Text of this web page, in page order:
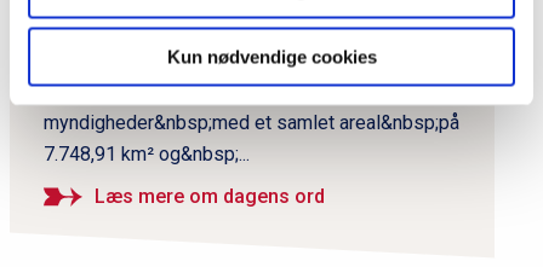
Kun nødvendige cookies
v
Region Sønderjylland-Schleswig blev oprettet i
1997 og er en grænseoverskridende EU-Region
mellem danske og tyske lokale og regionale
myndigheder&nbsp;med et samlet areal&nbsp;på
7.748,91 km² og&nbsp;...
Læs mere om dagens ord